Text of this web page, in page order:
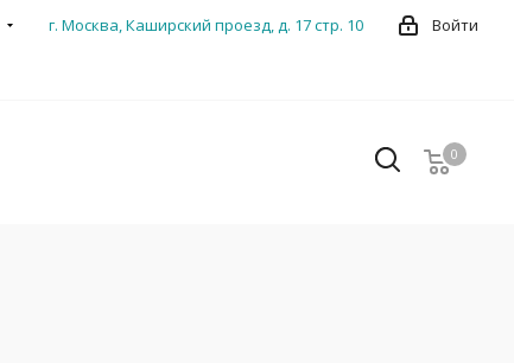
Войти
г. Москва, Каширский проезд, д. 17 стр. 10
0
0